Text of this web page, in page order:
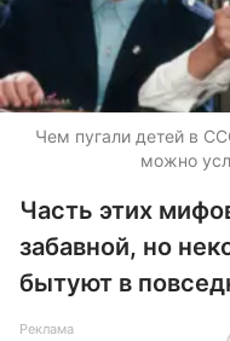
Чем пугали детей в
можно
Часть этих
забавной, но
бытуют в
Реклама